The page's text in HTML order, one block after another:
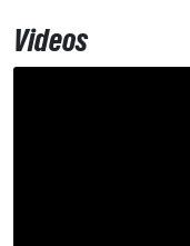
Videos